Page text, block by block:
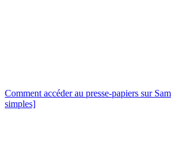
Comment accéder au presse-papiers sur
simples]